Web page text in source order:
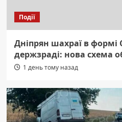
Події
Дніпрян шахраї в
держзраді: нова схема
1 день тому назад